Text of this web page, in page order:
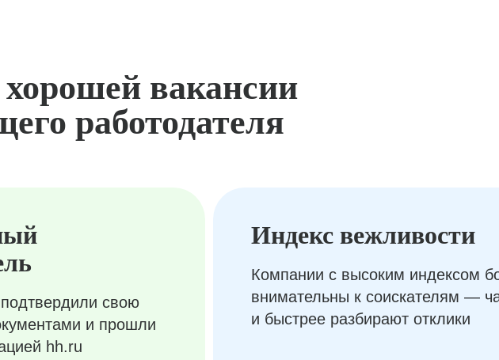
вакансии
работодателя
свою
и прошли
hh.ru
Индекс вежливости
Компании с высоким индексом
внимательны к соискателям —
и быстрее разбирают отклики